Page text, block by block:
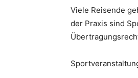
Viele Reisende
der Praxis sind